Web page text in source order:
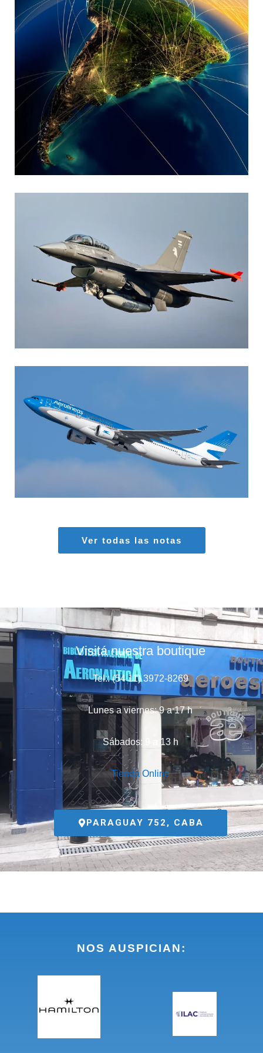
MARIA SONZINI
Aviación Comercial
Aviación General
AGUSTIN BOFFI
Aviación Militar, Fuerza Aérea Argentina
MARIA SONZINI
Ver todas las notas
Visitá nuestra boutique
Tel.: (54 11) 3972-8269
Lunes a viernes: 9 a 17 h
Sábados: 9 a 13 h
Tienda Online
PARAGUAY 752, CABA
NOS AUSPICIAN: